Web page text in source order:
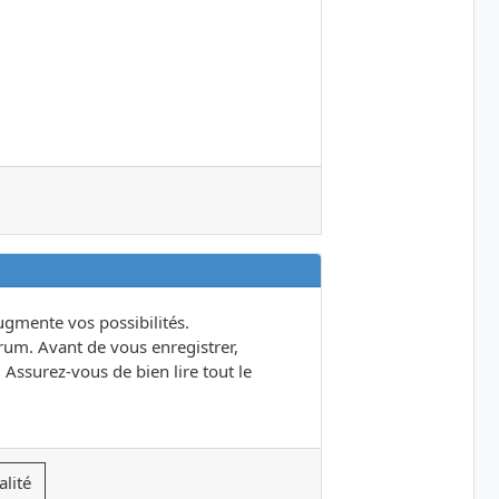
vos possibilités.
Avant de vous enregistrer,
vous de bien lire tout le